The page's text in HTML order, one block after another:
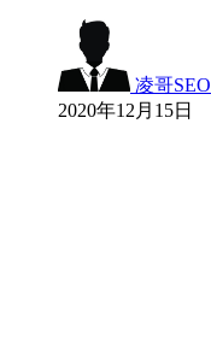
凌哥SEO
2020年12月15日